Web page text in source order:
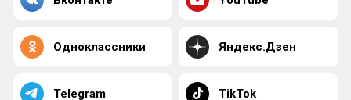
Одноклассники Яндекс.Дзен
Telegram TikTok